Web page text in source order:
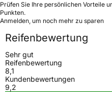
Prüfen Sie Ihre persönlichen Vorteile
Punkten.
Anmelden, um noch mehr zu sparen
Reifenbewertung
Sehr gut
Reifenbewertung
8,1
Kundenbewertungen
9,2